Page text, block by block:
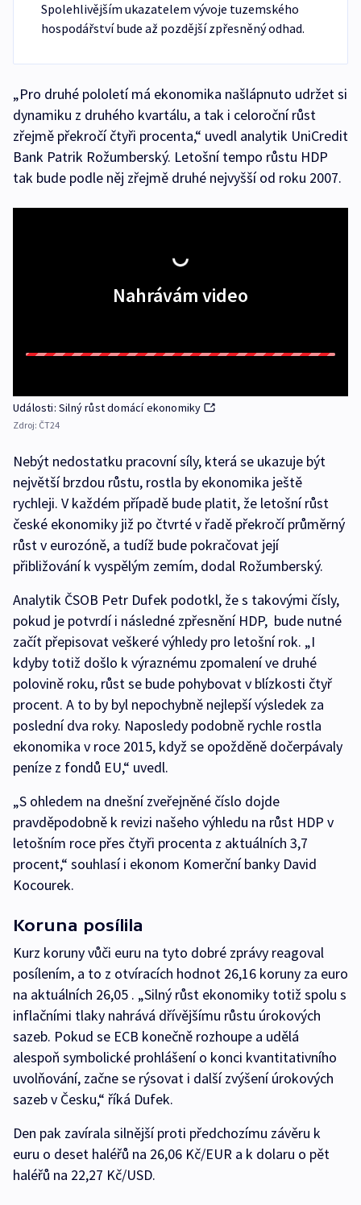
Spolehlivějším ukazatelem vývoje tuzemského
hospodářství bude až pozdější zpřesněný odhad.
„Pro druhé pololetí má ekonomika našlápnuto udržet si
dynamiku z druhého kvartálu, a tak i celoroční růst
zřejmě překročí čtyři procenta,“ uvedl analytik UniCredit
Bank Patrik Rožumberský. Letošní tempo růstu HDP
tak bude podle něj zřejmě druhé nejvyšší od roku 2007.
Nahrávám video
Události: Silný růst domácí ekonomiky
Zdroj: ČT24
Nebýt nedostatku pracovní síly, která se ukazuje být
největší brzdou růstu, rostla by ekonomika ještě
rychleji. V každém případě bude platit, že letošní růst
české ekonomiky již po čtvrté v řadě překročí průměrný
růst v eurozóně, a tudíž bude pokračovat její
přibližování k vyspělým zemím, dodal Rožumberský.
Analytik ČSOB Petr Dufek podotkl, že s takovými čísly,
pokud je potvrdí i následné zpřesnění HDP, bude nutné
začít přepisovat veškeré výhledy pro letošní rok. „I
kdyby totiž došlo k výraznému zpomalení ve druhé
polovině roku, růst se bude pohybovat v blízkosti čtyř
procent. A to by byl nepochybně nejlepší výsledek za
poslední dva roky. Naposledy podobně rychle rostla
ekonomika v roce 2015, když se opožděně dočerpávaly
peníze z fondů EU,“ uvedl.
„S ohledem na dnešní zveřejněné číslo dojde
pravděpodobně k revizi našeho výhledu na růst HDP v
letošním roce přes čtyři procenta z aktuálních 3,7
procent,“ souhlasí i ekonom Komerční banky David
Kocourek.
Koruna posílila
Kurz koruny vůči euru na tyto dobré zprávy reagoval
posílením, a to z otvíracích hodnot 26,16 koruny za euro
na aktuálních 26,05 . „Silný růst ekonomiky totiž spolu s
inflačními tlaky nahrává dřívějšímu růstu úrokových
sazeb. Pokud se ECB konečně rozhoupe a udělá
alespoň symbolické prohlášení o konci kvantitativního
uvolňování, začne se rýsovat i další zvýšení úrokových
sazeb v Česku,“ říká Dufek.
Den pak zavírala silnější proti předchozímu závěru k
euru o deset haléřů na 26,06 Kč/EUR a k dolaru o pět
haléřů na 22,27 Kč/USD.